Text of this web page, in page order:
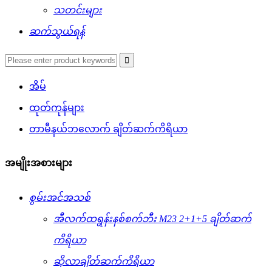
သတင်းများ
ဆက်သွယ်ရန်
အိမ်
ထုတ်ကုန်များ
တာမီနယ်ဘလောက် ချိတ်ဆက်ကိရိယာ
အမျိုးအစားများ
စွမ်းအင်အသစ်
အီလက်ထရွန်းနစ်စက်ဘီး M23 2+1+5 ချိတ်ဆက်
ကိရိယာ
ဆိုလာချိတ်ဆက်ကိရိယာ